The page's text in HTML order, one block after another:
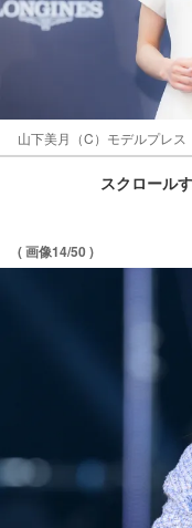
山下美月（C）モデルプレス
スクロール
( 画像14/50 )